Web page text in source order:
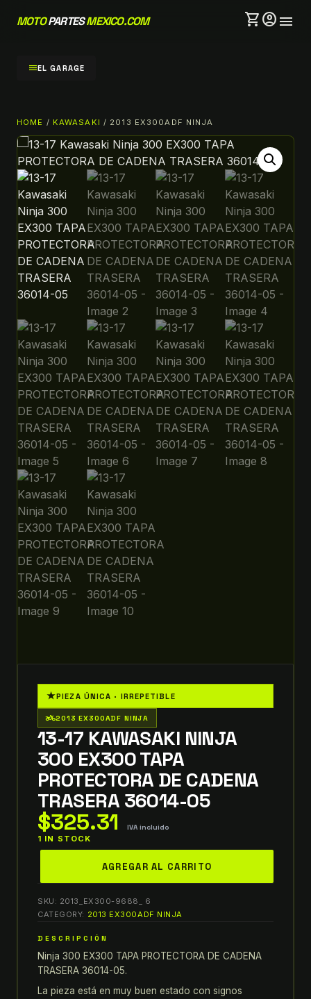
MOTOPARTESMEXICO.COM shopping_cartaccount_circlemenu
menuEL GARAGE
HOME / KAWASAKI / 2013 EX300ADF NINJA
★PIEZA ÚNICA · IRREPETIBLE
two_wheeler2013 EX300ADF NINJA
13-17 KAWASAKI NINJA
300 EX300 TAPA
PROTECTORA DE CADENA
TRASERA 36014-05
$325.31 IVA incluido
1 IN STOCK
Ninja
EX300
TAPA
PROTECTORA
DE
AGREGAR AL CARRITO
SKU: 2013_EX300-9688_ 6
CATEGORY: 2013 EX300ADF NINJA
DESCRIPCIÓN
Ninja 300 EX300 TAPA PROTECTORA DE CADENA
TRASERA 36014-05.
La pieza está en muy buen estado con signos